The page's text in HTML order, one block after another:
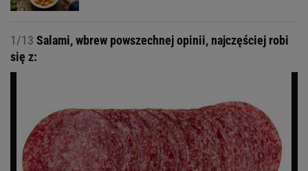
1/13 Salami, wbrew powszechnej opinii, najczęściej robi
się z: